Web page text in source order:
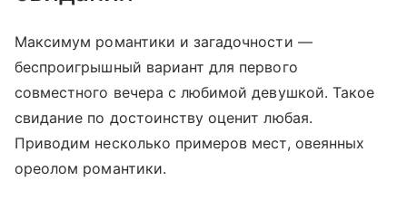
Максимум романтики и загадочности —
беспроигрышный вариант для первого
совместного вечера с любимой девушкой. Такое
свидание по достоинству оценит любая.
Приводим несколько примеров мест, овеянных
ореолом романтики.